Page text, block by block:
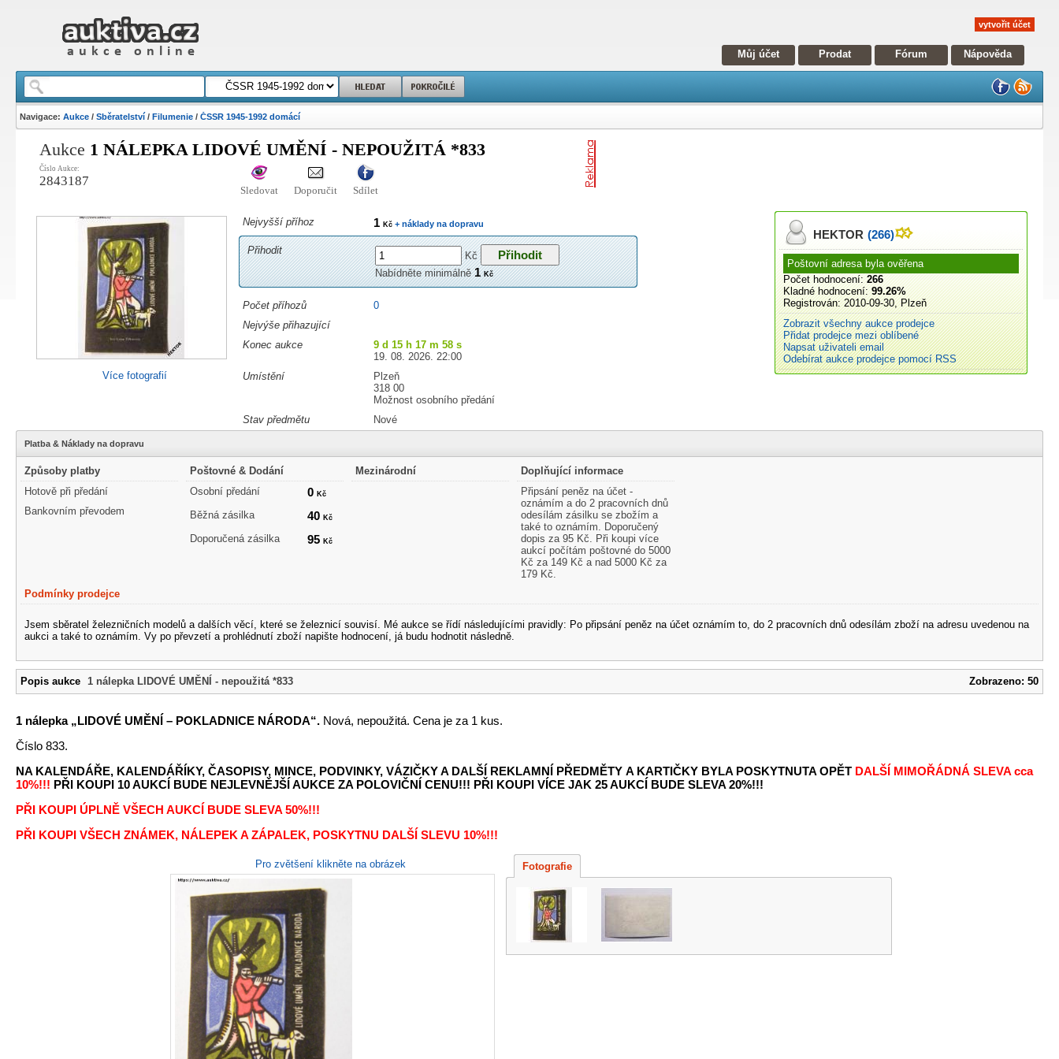
vytvořit účet
Můj účet Prodat Fórum Nápověda
Navigace:Aukce /Sběratelství /Filumenie /ČSSR 1945-1992 domácí
Aukce 1 NÁLEPKA LIDOVÉ UMĚNÍ - NEPOUŽITÁ *833
Číslo Aukce:
2843187
Sledovat Doporučit Sdílet
Více fotografií
Nejvyšší příhoz 1Kč + náklady na dopravu
Přihodit
Kč
Nabídněte minimálně1Kč
Počet příhozů
0
Nejvýše přihazující
Konec aukce
9 d 15 h 17 m 57 s
19. 08. 2026. 22:00
Umístění
Plzeň
318 00
Možnost osobního předání
Stav předmětu
Nové
HEKTOR (266)
Poštovní adresa byla ověřena
Počet hodnocení: 266
Kladné hodnocení: 99.26%
Registrován: 2010-09-30, Plzeň
Zobrazit všechny aukce prodejce
Přidat prodejce mezi oblíbené
Napsat uživateli email
Odebírat aukce prodejce pomocí RSS
Platba & Náklady na dopravu
Způsoby platby
Hotově při předání
Bankovním převodem
Poštovné & Dodání
Osobní předání
0Kč
Běžná zásilka 40Kč
Doporučená zásilka 95Kč
Mezinárodní
Doplňující informace
Připsání peněz na účet -
oznámím a do 2 pracovních dnů
odesílám zásilku se zbožím a
také to oznámím. Doporučený
dopis za 95 Kč. Při koupi více
aukcí počítám poštovné do 5000
Kč za 149 Kč a nad 5000 Kč za
179 Kč.
Podmínky prodejce
Jsem sběratel železničních modelů a dalších věcí, které se železnicí souvisí. Mé aukce se řídí následujícími pravidly: Po připsání peněz na účet oznámím to, do 2 pracovních dnů odesílám zboží na adresu uvedenou na
aukci a také to oznámím. Vy po převzetí a prohlédnutí zboží napište hodnocení, já budu hodnotit následně.
Popis aukce 1 nálepka LIDOVÉ UMĚNÍ - nepoužitá *833 Zobrazeno: 50
1 nálepka „LIDOVÉ UMĚNÍ – POKLADNICE NÁRODA“. Nová, nepoužitá. Cena je za 1 kus.
Číslo 833.
NA KALENDÁŘE, KALENDÁŘÍKY, ČASOPISY, MINCE, PODVINKY, VÁZIČKY A DALŠÍ REKLAMNÍ PŘEDMĚTY A KARTIČKY BYLA POSKYTNUTA OPĚT DALŠÍ MIMOŘÁDNÁ SLEVAcca
10%!!! PŘI KOUPI 10 AUKCÍ BUDE NEJLEVNĚJŠÍ AUKCE ZA POLOVIČNÍ CENU!!! PŘI KOUPI VÍCE JAK 25 AUKCÍ BUDE SLEVA 20%!!!
PŘI KOUPI ÚPLNĚ VŠECH AUKCÍ BUDE SLEVA 50%!!!
PŘI KOUPI VŠECH ZNÁMEK, NÁLEPEK A ZÁPALEK, POSKYTNU DALŠÍ SLEVU 10%!!!
Pro zvětšení klikněte na obrázek Fotografie